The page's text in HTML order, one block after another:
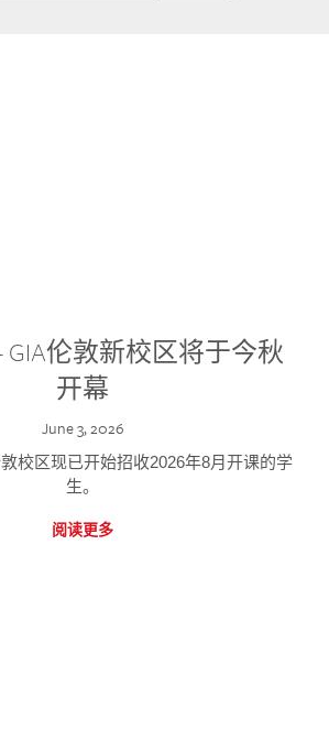
GIA伦敦新校区将于今秋
开幕
June 3, 2026
校区现已开始招收2026年8月开课的学
生。
阅读更多